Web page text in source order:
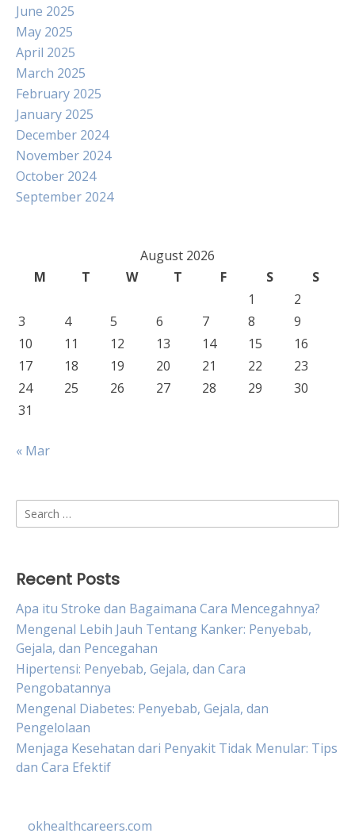
June 2025
May 2025
April 2025
March 2025
February 2025
January 2025
December 2024
November 2024
October 2024
September 2024
August 2026
M
T W T F S
S
1
2
3
4 5 6 7 8
9
10
11 12 13 14 15
16
17
18 19 20 21 22
23
24
25 26 27 28 29
30
31
« Mar
Search
for:
Recent Posts
Apa itu Stroke dan Bagaimana Cara Mencegahnya?
Mengenal Lebih Jauh Tentang Kanker: Penyebab,
Gejala, dan Pencegahan
Hipertensi: Penyebab, Gejala, dan Cara
Pengobatannya
Mengenal Diabetes: Penyebab, Gejala, dan
Pengelolaan
Menjaga Kesehatan dari Penyakit Tidak Menular: Tips
dan Cara Efektif
okhealthcareers.com